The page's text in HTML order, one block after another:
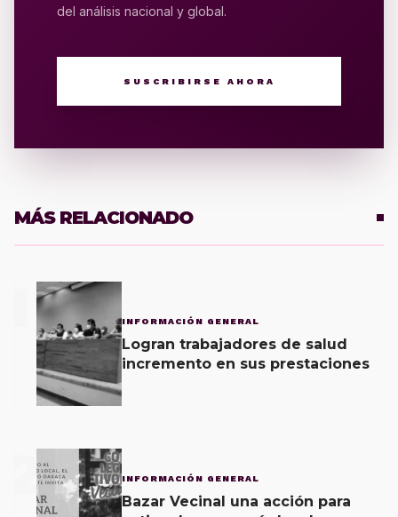
del análisis nacional y global.
SUSCRIBIRSE AHORA
MÁS RELACIONADO
INFORMACIÓN GENERAL
Logran trabajadores de salud
incremento en sus prestaciones
2 INFORMACIÓN GENERAL
Bazar Vecinal una acción para